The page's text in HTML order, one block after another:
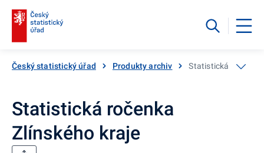
Český statistický úřad Produkty archiv Statistická ročenka
Statistická ročenka
Zlínského kraje